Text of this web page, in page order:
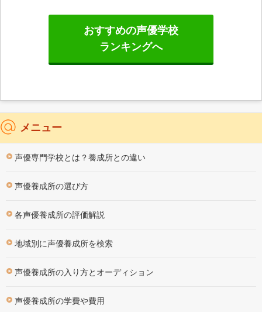
おすすめの声優学校
ランキングへ
メニュー
声優専門学校とは？養成所との違い
声優養成所の選び方
各声優養成所の評価解説
地域別に声優養成所を検索
声優養成所の入り方とオーディション
声優養成所の学費や費用